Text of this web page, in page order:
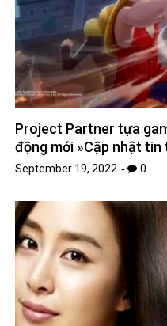
Project Partner tựa
động mới »Cập nhật
September 19, 2022 0